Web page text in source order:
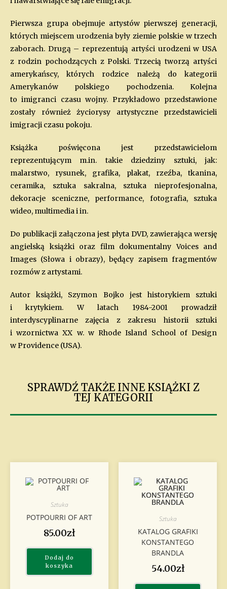
Pierwsza grupa obejmuje artystów pierwszej generacji,
których miejscem urodzenia były ziemie polskie w trzech
zaborach. Drugą – reprezentują artyści urodzeni w USA
z rodzin pochodzących z Polski. Trzecią tworzą artyści
amerykańscy, których rodzice należą do kategorii
Amerykanów polskiego pochodzenia. Kolejna
to imigranci czasu wojny. Przykładowo przedstawione
zostały również życiorysy artystyczne przedstawicieli
imigracji czasu pokoju.
Książka poświęcona jest przedstawicielom
reprezentującym m.in. takie dziedziny sztuki, jak:
malarstwo, rysunek, grafika, plakat, rzeźba, tkanina,
ceramika, sztuka sakralna, sztuka nieprofesjonalna,
dekoracje sceniczne, performance, fotografia, sztuka
wideo, multimedia i in.
Do publikacji załączona jest płyta DVD, zawierająca wersję
angielską książki oraz film dokumentalny Voices and
Images (Słowa i obrazy), będący zapisem fragmentów
rozmów z artystami.
Autor książki, Szymon Bojko jest historykiem sztuki
i krytykiem. W latach 1984-2001 prowadził
interdyscyplinarne zajęcia z zakresu historii sztuki
i wzornictwa XX w. w Rhode Island School of Design
w Providence (USA).
SPRAWDŹ TAKŻE INNE KSIĄŻKI Z
TEJ KATEGORII
Sztuka
POTPOURRI OF ART
85.00zł
Dodaj do
koszyka
Sztuka
KATALOG GRAFIKI
KONSTANTEGO
BRANDLA
54.00zł